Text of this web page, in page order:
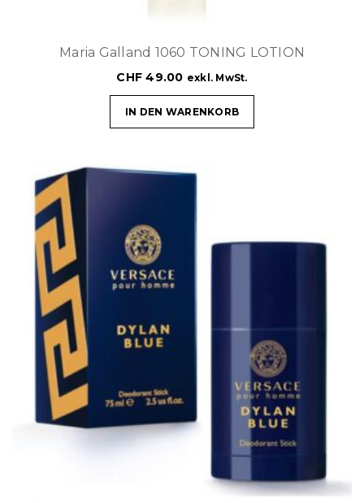
Maria Galland 1060 TONING LOTION
CHF 49.00 exkl. MwSt.
IN DEN WARENKORB